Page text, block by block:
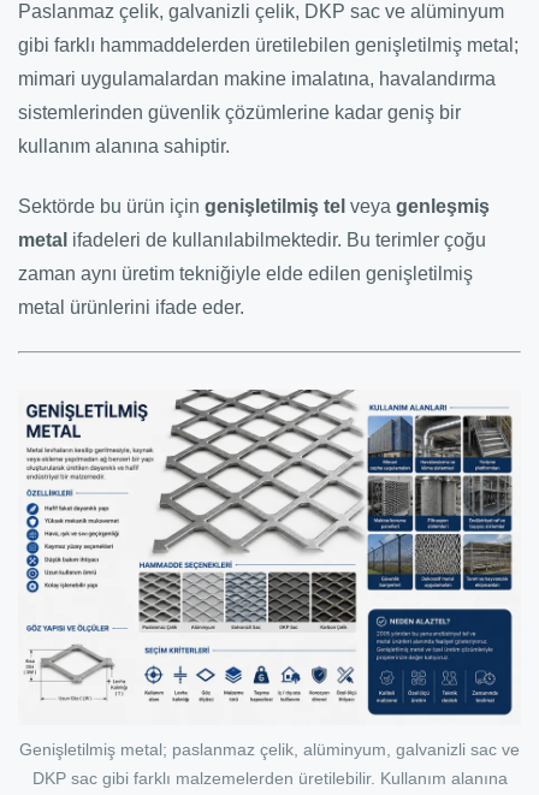
Paslanmaz çelik, galvanizli çelik, DKP sac ve alüminyum
gibi farklı hammaddelerden üretilebilen genişletilmiş metal;
mimari uygulamalardan makine imalatına, havalandırma
sistemlerinden güvenlik çözümlerine kadar geniş bir
kullanım alanına sahiptir.
Sektörde bu ürün için genişletilmiş tel veya genleşmiş
metal ifadeleri de kullanılabilmektedir. Bu terimler çoğu
zaman aynı üretim tekniğiyle elde edilen genişletilmiş
metal ürünlerini ifade eder.
Genişletilmiş metal; paslanmaz çelik, alüminyum, galvanizli sac ve
DKP sac gibi farklı malzemelerden üretilebilir. Kullanım alanına